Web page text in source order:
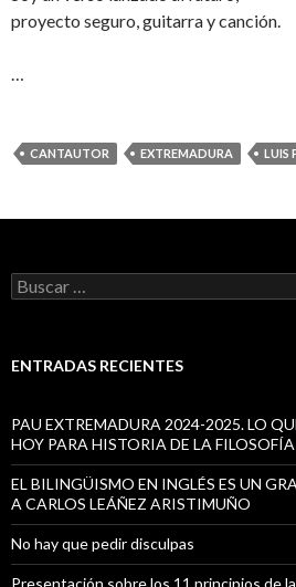
proyecto seguro, guitarra y canción.
…
CANTAUTOR EXTREMADURA LUIS
B
u
a
ENTRADAS RECIENTES
PAU EXTREMADURA 2024-2025. LO
HOY PARA HISTORIA DE LA FILOSOFÍA
EL BILINGÜISMO EN INGLÉS ES UN
A CARLOS LEÁÑEZ ARISTIMUÑO
No hay que pedir disculpas